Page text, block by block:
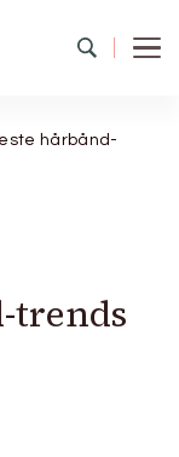
hårbånd-
trends